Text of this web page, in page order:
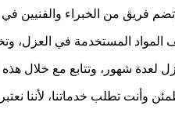
فريق من الخبراء والفنيين
المستخدمة في العزل،
لعدة شهور، وتتابع مع خلال
وأنت تطلب خدماتنا، لأننا